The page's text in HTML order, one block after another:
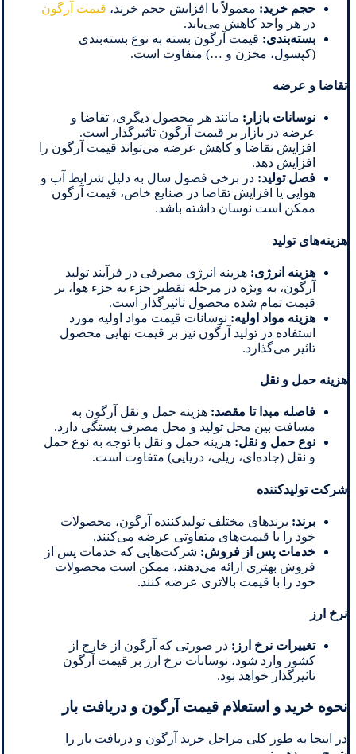
حجم خرید: معمولاً با افزایش حجم خرید، قیمت آرگون
در هر واحد کاهش می‌یابد.
بسته‌بندی: قیمت آرگون بسته به نوع بسته‌بندی
(کپسول، مخزن و …) متفاوت است.
تقاضا و عرضه
نوسانات بازار: مانند هر محصول دیگری، تقاضا و
عرضه در بازار بر قیمت آرگون تاثیرگذار است.
افزایش تقاضا و کاهش عرضه می‌تواند قیمت آرگون را
افزایش دهد.
فصل تولید: در برخی فصول سال به دلیل شرایط آب و
هوایی یا افزایش تقاضا در صنایع خاص، قیمت آرگون
ممکن است نوسان داشته باشد.
هزینه‌های تولید
هزینه انرژی: هزینه انرژی مصرفی در فرآیند تولید
آرگون، به ویژه در مرحله تقطیر جزء به جزء هوا، بر
قیمت تمام شده محصول تاثیرگذار است.
هزینه مواد اولیه: نوسانات قیمت مواد اولیه مورد
استفاده در تولید آرگون نیز بر قیمت نهایی محصول
تاثیر می‌گذارد.
هزینه حمل و نقل
فاصله مبدا تا مقصد: هزینه حمل و نقل آرگون به
مسافت بین محل تولید و محل مصرف بستگی دارد.
نوع حمل و نقل: هزینه حمل و نقل با توجه به نوع حمل
و نقل (جاده‌ای، ریلی، دریایی) متفاوت است.
شرکت تولیدکننده
برند: برندهای مختلف تولیدکننده آرگون، محصولات
خود را با قیمت‌های متفاوتی عرضه می‌کنند.
خدمات پس از فروش: شرکت‌هایی که خدمات پس از
فروش بهتری ارائه می‌دهند، ممکن است محصولات
خود را با قیمت بالاتری عرضه کنند.
نرخ ارز
تغییرات نرخ ارز: در صورتی که آرگون از خارج از
کشور وارد شود، نوسانات نرخ ارز بر قیمت آرگون
تاثیرگذار خواهد بود.
نحوه خرید و استعلام قیمت آرگون و دریافت بار
در اینجا به طور کلی مراحل خرید آرگون و دریافت بار را